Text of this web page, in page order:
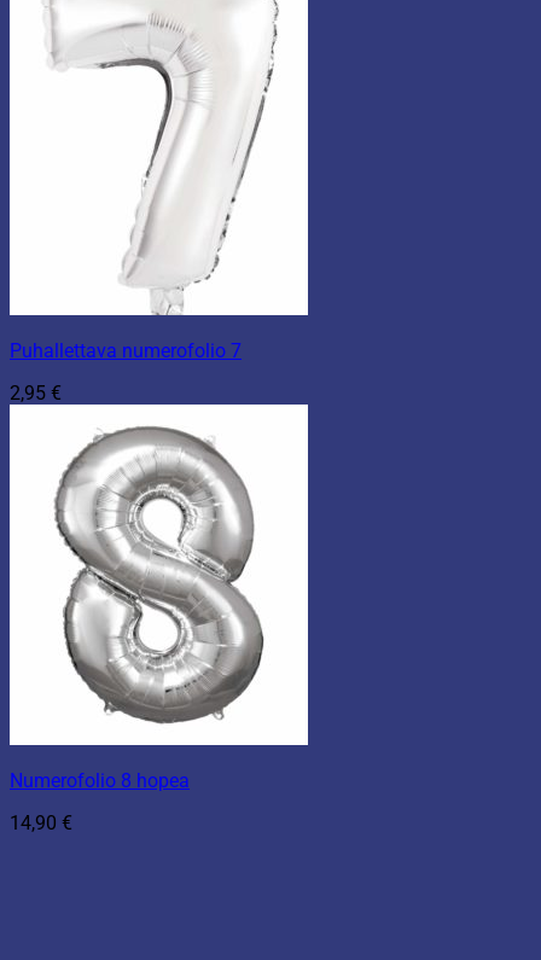
Puhallettava numerofolio 7
2,95 €
Numerofolio 8 hopea
14,90 €